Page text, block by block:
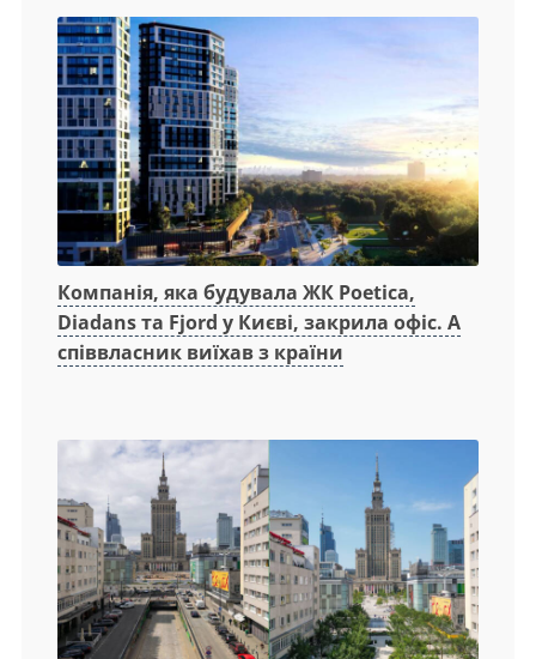
Компанія, яка будувала ЖК Poetica,
Diadans та Fjord у Києві, закрила офіс. А
співвласник виїхав з країни